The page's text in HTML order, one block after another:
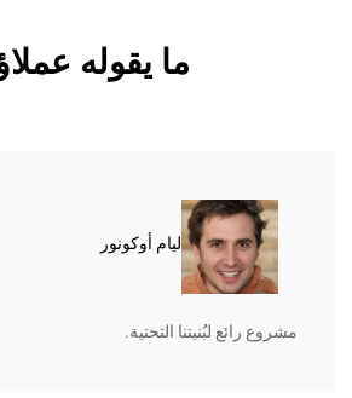
ما يقوله
ليام أوكونور
مشروع رائع لبُنيتنا التحتية.